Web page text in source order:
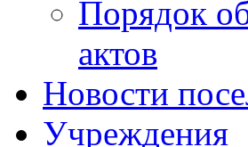
Порядок
актов
Новости
Учреждения